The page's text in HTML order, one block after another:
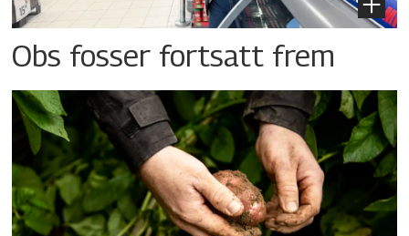
Obs fosser fortsatt frem